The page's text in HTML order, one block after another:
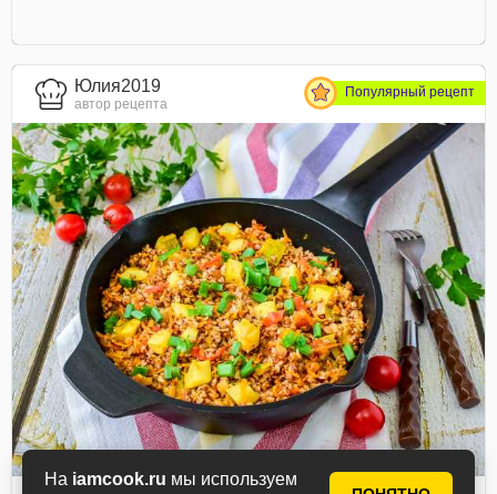
На iamcook.ru мы используем
Юлия2019
автор рецепта
Популярный рецепт